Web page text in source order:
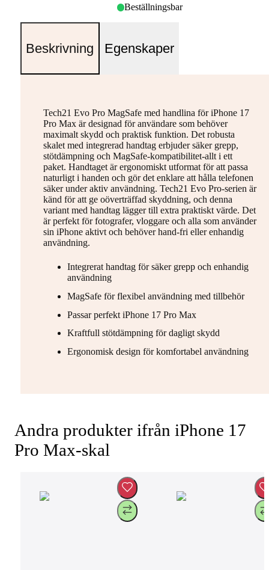
Beställningsbar
Beskrivning Egenskaper
Tech21 Evo Pro MagSafe med handlina för iPhone 17
Pro Max är designad för användare som behöver
maximalt skydd och praktisk funktion. Det robusta
skalet med integrerad handtag erbjuder säker grepp,
stötdämpning och MagSafe-kompatibilitet-allt i ett
paket. Handtaget är ergonomiskt utformat för att passa
naturligt i handen och gör det enklare att hålla telefonen
säker under aktiv användning. Tech21 Evo Pro-serien är
känd för att ge oöverträffad skyddning, och denna
variant med handtag lägger till extra praktiskt värde. Det
är perfekt för fotografer, vloggare och alla som använder
sin iPhone aktivt och behöver hand-fri eller enhandig
användning.
Integrerat handtag för säker grepp och enhandig
användning
MagSafe för flexibel användning med tillbehör
Passar perfekt iPhone 17 Pro Max
Kraftfull stötdämpning för dagligt skydd
Ergonomisk design för komfortabel användning
Andra produkter ifrån iPhone 17
Pro Max-skal